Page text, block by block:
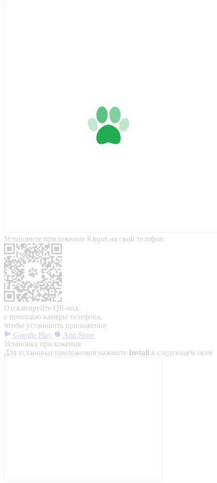
Установите приложение Kinpet на свой телефон
Отсканируйте QR-код
с помощью камеры телефона,
чтобы установить приложение
Google Play
App Store
Установка приложения
Для установки приложения нажмите Install в следующем окне